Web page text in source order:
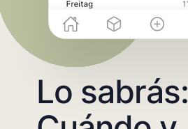
Lo sabrás: